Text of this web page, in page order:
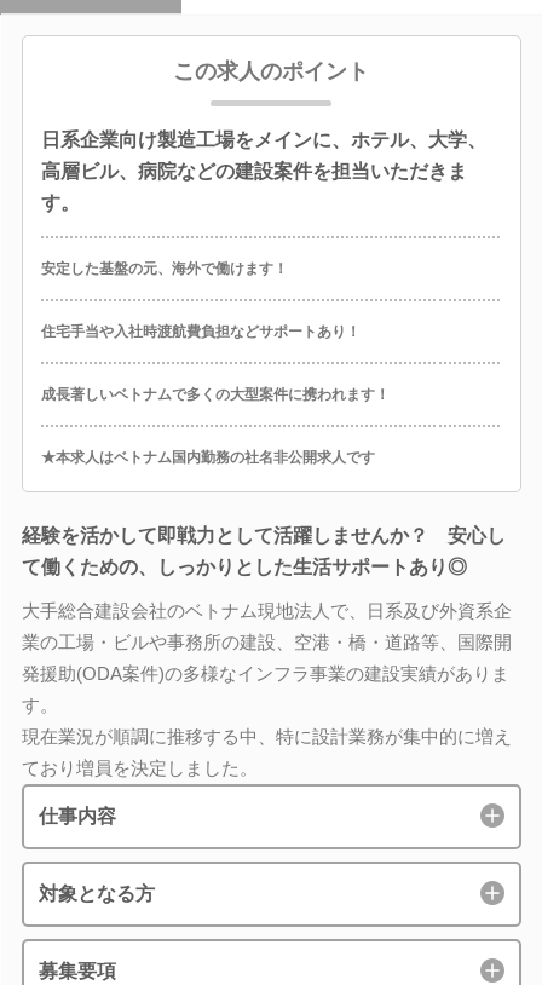
この求人のポイント
日系企業向け製造工場をメインに、ホテル、大学、
高層ビル、病院などの建設案件を担当いただきま
す。
安定した基盤の元、海外で働けます！
住宅手当や入社時渡航費負担などサポートあり！
成長著しいベトナムで多くの大型案件に携われます！
★本求人はベトナム国内勤務の社名非公開求人です
経験を活かして即戦力として活躍しませんか？ 安心し
て働くための、しっかりとした生活サポートあり◎
大手総合建設会社のベトナム現地法人で、日系及び外資系企
業の工場・ビルや事務所の建設、空港・橋・道路等、国際開
発援助(ODA案件)の多様なインフラ事業の建設実績がありま
す。
現在業況が順調に推移する中、特に設計業務が集中的に増え
ており増員を決定しました。
仕事内容
対象となる方
募集要項